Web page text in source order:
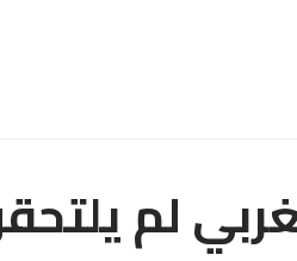
مغربي لم